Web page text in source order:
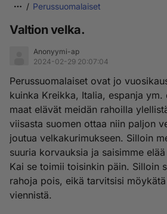
Perussuomalaiset
Valtion velka.
Anonyymi-ap
2024-02-29 20:07:04
Perussuomalaiset ovat jo
kuinka Kreikka, Italia, espanja ym.
maat elävät meidän rahoilla
viisasta suomen ottaa niin paljon
joutua velkakurimukseen. Silloin
suuria korvauksia ja saisimme
Kai se toimii toisinkin päin. Silloin
rahoja pois, eikä tarvitsisi
viennistä.